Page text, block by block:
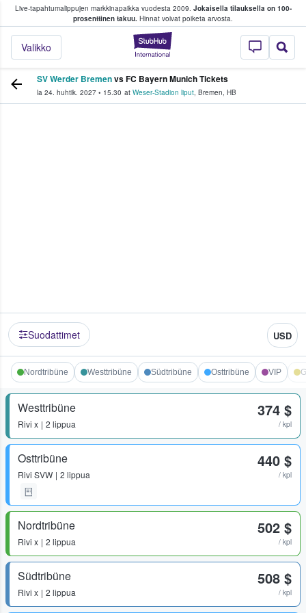
Live-tapahtumalippujen markkinapaikka vuodesta 2009. Jokaisella tilauksella on 100-
prosenttinen takuu. Hinnat voivat poiketa arvosta.
StubHub -
Valikko
fanit ostavat ja myyvät lippuja
SV Werder Bremenvs FC Bayern Munich Tickets
la 24. huhtik. 2027 • 15.30 at Weser-Stadion liput, Bremen, HB
Suodattimet USD
Nordtribüne Westtribüne Südtribüne Osttribüne VIP
Westtribüne
Rivi x 2 lippua
374 $
/ kpl
Osttribüne
Rivi SVW 2 lippua
440 $
/ kpl
Nordtribüne
Rivi x 2 lippua
502 $
/ kpl
Südtribüne
Rivi x 2 lippua
508 $
/ kpl